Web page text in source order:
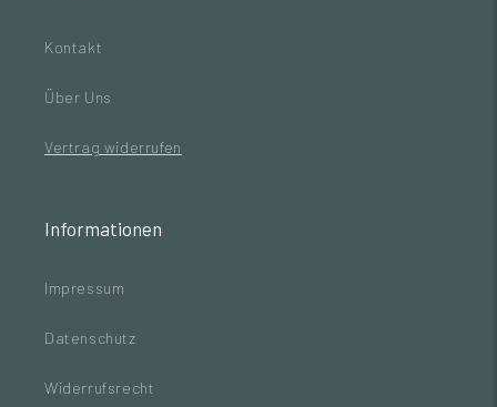
Kontakt
Über Uns
Vertrag widerrufen
Informationen
Impressum
Datenschutz
Widerrufsrecht